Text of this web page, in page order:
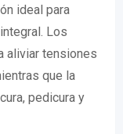
ideal para
Los
aliviar tensiones
que la
pedicura y